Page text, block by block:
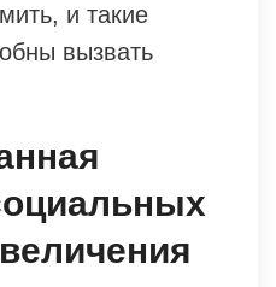
и такие
вызвать